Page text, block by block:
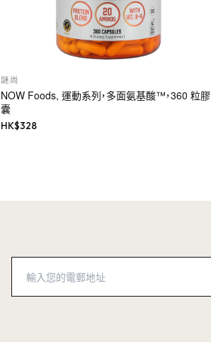
謎尚
NOW Foods, 運動系列，多面氨基酸™，360 粒膠
囊
HK$328